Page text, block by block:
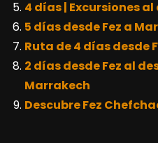
4 días | Excursiones
5 días desde Fez a
Ruta de 4 días desde
2 días desde Fez al
Marrakech
Descubre Fez